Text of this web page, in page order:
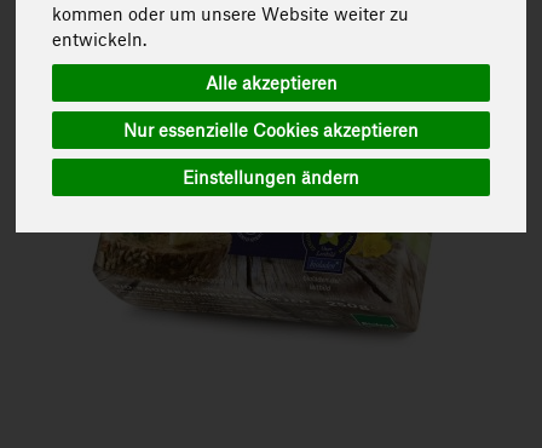
kommen oder um unsere Website weiter zu
entwickeln.
Alle akzeptieren
Nur essenzielle Cookies akzeptieren
Einstellungen ändern